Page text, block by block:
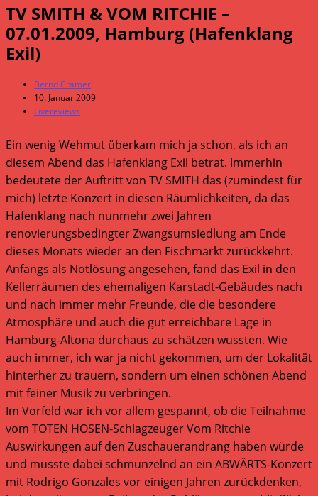
TV SMITH & VOM RITCHIE –
07.01.2009, Hamburg (Hafenklang
Exil)
Beitrags-
Autor:
Bernd Cramer
Beitrag
veröffentlicht:
10. Januar 2009
Beitrags-
Livereviews
Ein wenig Wehmut überkam mich ja schon, als ich an
diesem Abend das Hafenklang Exil betrat. Immerhin
bedeutete der Auftritt von TV SMITH das (zumindest für
mich) letzte Konzert in diesen Räumlichkeiten, da das
Hafenklang nach nunmehr zwei Jahren
renovierungsbedingter Zwangsumsiedlung am Ende
dieses Monats wieder an den Fischmarkt zurückkehrt.
Anfangs als Notlösung angesehen, fand das Exil in den
Kellerräumen des ehemaligen Karstadt-Gebäudes nach
und nach immer mehr Freunde, die die besondere
Atmosphäre und auch die gut erreichbare Lage in
Hamburg-Altona durchaus zu schätzen wussten. Wie
auch immer, ich war ja nicht gekommen, um der Lokalität
hinterher zu trauern, sondern um einen schönen Abend
mit feiner Musik zu verbringen.
Im Vorfeld war ich vor allem gespannt, ob die Teilnahme
vom TOTEN HOSEN-Schlagzeuger Vom Ritchie
Auswirkungen auf den Zuschauerandrang haben würde
und musste dabei schmunzelnd an ein ABWÄRTS-Konzert
mit Rodrigo Gonzales vor einigen Jahren zurückdenken,